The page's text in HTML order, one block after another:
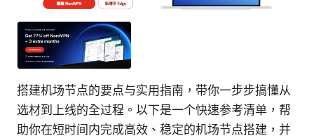
搭建机场节点的要点与实用指南，带你一步步搞懂从
选材到上线的全过程。以下是一个快速参考清单，帮
助你在短时间内完成高效、稳定的机场节点搭建，并